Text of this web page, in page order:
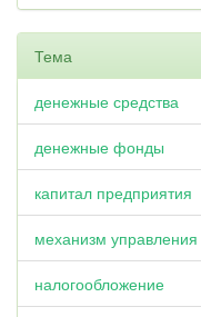
Тема
денежные средства
денежные фонды
капитал предприятия
механизм управления
налогообложение